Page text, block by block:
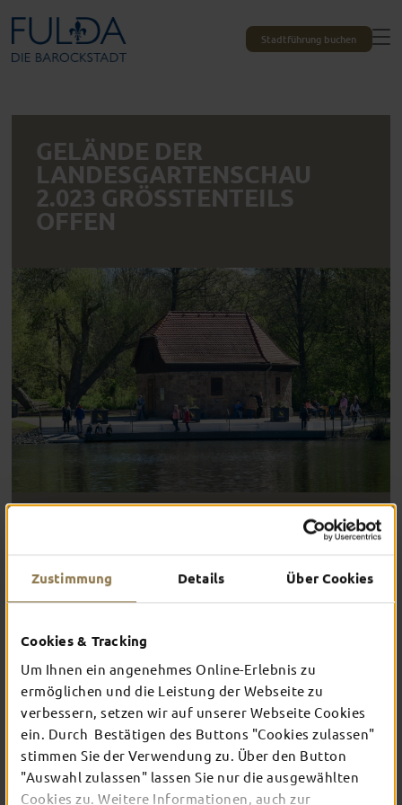
Zustimmung Details Über Cookies
Cookies & Tracking
Um Ihnen ein angenehmes Online-Erlebnis zu
ermöglichen und die Leistung der Webseite zu
verbessern, setzen wir auf unserer Webseite Cookies
ein. Durch Bestätigen des Buttons "Cookies zulassen"
stimmen Sie der Verwendung zu. Über den Button
"Auswahl zulassen" lassen Sie nur die ausgewählten
Cookies zu. Weitere Informationen, auch zur
Stadtführung buchen
GELÄNDE DER
LANDESGARTENSCHAU
2.023 GRÖSSTENTEILS O
FFEN
12.04.2024
Ab heute, Freitag 12. April, können Besucher endlich den
Aueweiher (WasserGarten) und den Park überm
Engelshaus (KulturGarten) genießen. Der Bereich des
ehemaligen GenussGartens erfordert noch eine Woche
Geduld, da dort noch Ergänzungen an Pflasterzeilen und
Wegedecken vorgenommen werden müssen.
Die Geschäftsführer der LGS, Marcus Schlag und Ulrich